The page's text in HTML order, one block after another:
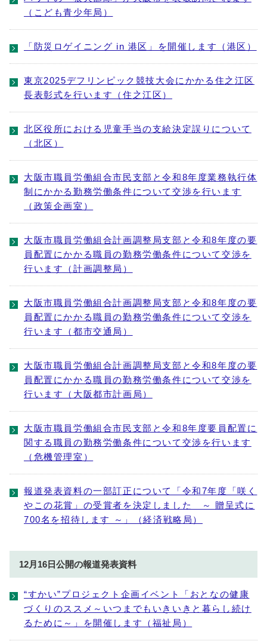
（こども青少年局）
「防災ロゲイニング in 港区」を開催します（港区）
東京2025デフリンピック競技大会にかかる住之江区
長表彰式を行います（住之江区）
北区役所における児童手当の支給決定誤りについて
（北区）
大阪市職員労働組合市民支部と令和8年度業務執行体
制にかかる勤務労働条件について交渉を行います
（政策企画室）
大阪市職員労働組合計画調整局支部と令和8年度の要
員配置にかかる職員の勤務労働条件について交渉を
行います（計画調整局）
大阪市職員労働組合計画調整局支部と令和8年度の要
員配置にかかる職員の勤務労働条件について交渉を
行います（都市交通局）
大阪市職員労働組合計画調整局支部と令和8年度の要
員配置にかかる職員の勤務労働条件について交渉を
行います（大阪都市計画局）
大阪市職員労働組合市民支部と令和8年度要員配置に
関する職員の勤務労働条件について交渉を行います
（危機管理室）
報道発表資料の一部訂正について「令和7年度「咲く
やこの花賞」の受賞者を決定しました ～ 贈呈式に
700名を招待します ～」（経済戦略局）
12月16日公開の報道発表資料
“すかい”プロジェクト企画イベント「おとなの健康
づくりのススメ～いつまでもいきいきと暮らし続け
るために～」を開催します（福祉局）